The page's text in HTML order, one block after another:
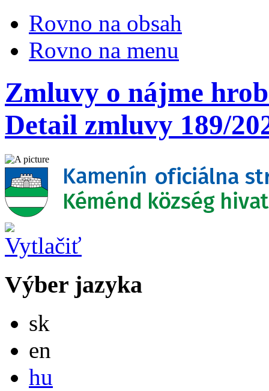
Rovno na obsah
Rovno na menu
Zmluvy o nájme
Detail zmluvy 189/
Výber jazyka
sk
en
hu